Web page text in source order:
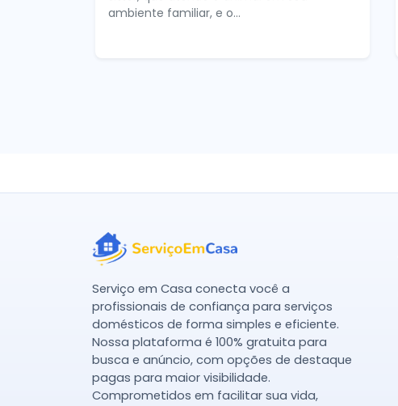
ambiente familiar, e o...
Serviço em Casa conecta você a
profissionais de confiança para serviços
domésticos de forma simples e eficiente.
Nossa plataforma é 100% gratuita para
busca e anúncio, com opções de destaque
pagas para maior visibilidade.
Comprometidos em facilitar sua vida,